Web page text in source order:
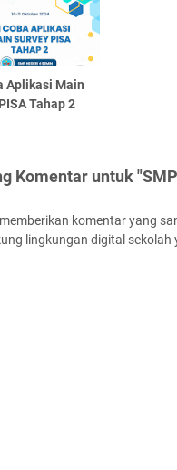
Aplikasi Main
Tahap 2
Komentar untuk
komentar yang
lingkungan digital sekolah